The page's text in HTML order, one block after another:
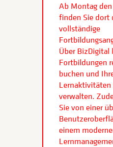
Ab Montag
finden Sie dort
vollständige
Über BizDigital
Fortbildungen
buchen und
Lernaktivitäten
verwalten.
Sie von einer
einem